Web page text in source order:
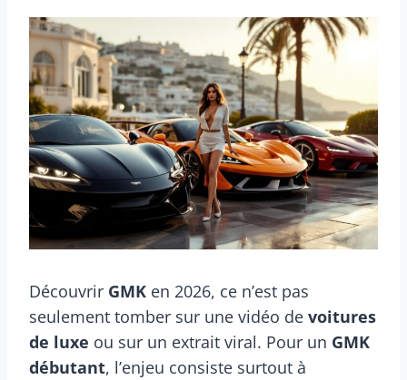
Découvrir GMK en 2026, ce n’est pas
seulement tomber sur une vidéo de voitures
de luxe ou sur un extrait viral. Pour un GMK
débutant, l’enjeu consiste surtout à